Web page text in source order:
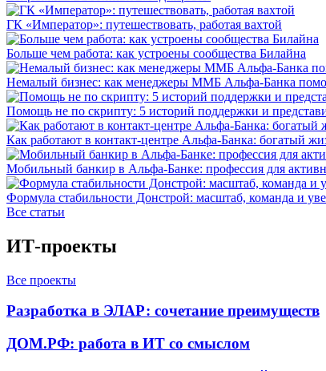
ГК «Император»: путешествовать, работая вахтой
Больше чем работа: как устроены сообщества Билайна
Немалый бизнес: как менеджеры ММБ Альфа-Банка
Помощь не по скрипту: 5 историй поддержки и
Как работают в контакт-центре Альфа-Банка: богатый
Мобильный банкир в Альфа-Банке: профессия для
Формула стабильности Донстрой: масштаб, команда и
Все статьи
ИТ-проекты
Все проекты
Разработка в ЭЛАР: сочетание преимуществ
ДОМ.РФ: работа в ИТ со смыслом